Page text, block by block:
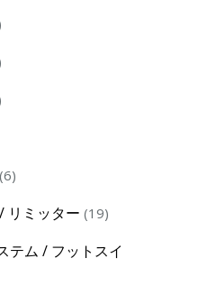
66
リミッター 1919
テム / フットスイ